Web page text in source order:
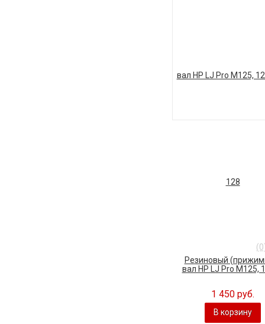
Резиновый
вал HP LJ Pro M125,
1 450 руб.
В корзину